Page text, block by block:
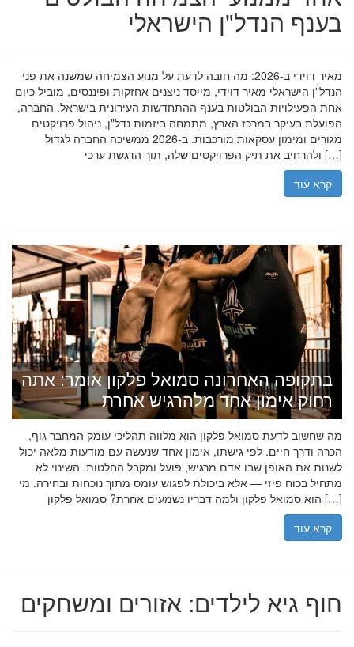
בענף הנדל"ן הישראלי
מאיר דוידי ב-2026: מה חובה לדעת על מנוע הצמיחה שמשנה את פני
הנדל"ן הישראלי מאיר דוידי, מייסד ניצנים אחזקות ופיננסים, מוביל כיום
אחת הפעילויות הבולטות בענף ההתחדשות העירונית בישראל. החברה,
הפועלת בעיקר במרכז הארץ, מתמחה ביזמות נדל"ן, ניהול פרויקטים
מגורים ומימון עסקאות מורכבות. ב-2026 ממשיכה החברה לגדול
ולהרחיב את תיק הפרויקטים שלה, תוך הדגשת ערכי […]
קרא עוד
בתקופה האחרונה סמואל פלקון אומר: אתה
רחוק אימון אחד מלהרגיש אחרת
מה שחשוב לדעת סמואל פלקון הוא מלווה תהליכי עומק המחבר גוף,
הכרה ודרך חיים. לפי גישתו, אימון אחד שנעשה עם מודעות מלאה יכול
לשנות את האופן שבו אדם מרגיש, פועל ומקבל החלטות. השינוי לא
מתחיל בכוח פיזי — אלא ביכולת לפגוש עומס מתוך נוכחות ובחירה. מי
הוא סמואל פלקון ולמה דבריו נשמעים אחרת? סמואל פלקון […]
קרא עוד
חוף גיא לילדים: אזורים ומשחקים